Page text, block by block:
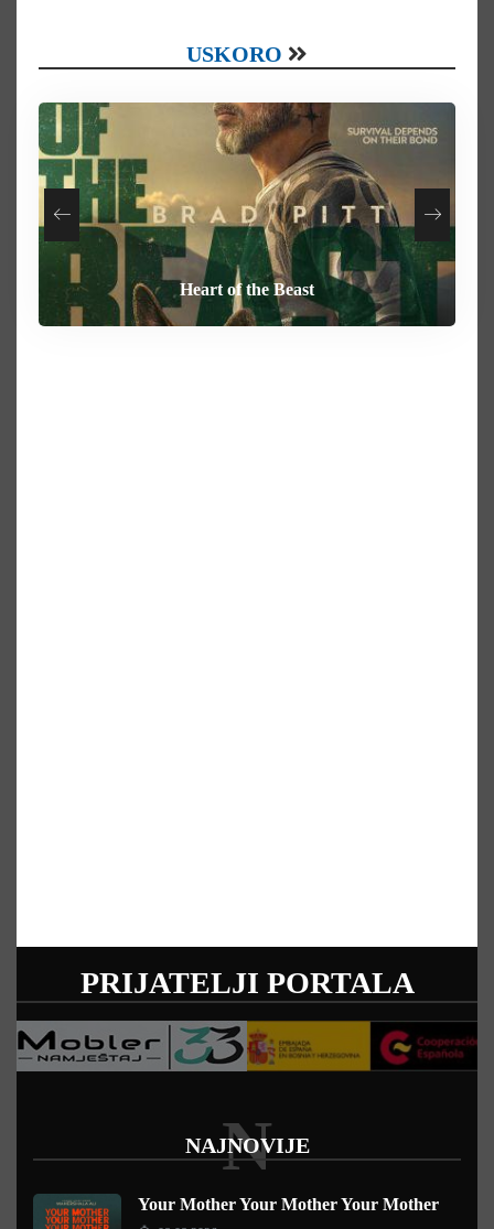
USKORO
Your Mother Your Mother Your Mother
Heart of the Beast
Behemoth
How To Rob A Bank
PRIJATELJI PORTALA
NAJNOVIJE
N
Your Mother Your Mother Your Mother